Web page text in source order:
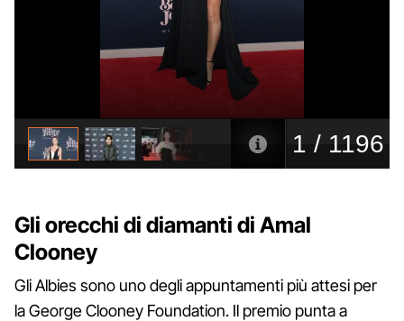
Gli orecchi di diamanti di Amal
Clooney
Gli Albies sono uno degli appuntamenti più attesi per
la George Clooney Foundation. Il premio punta a